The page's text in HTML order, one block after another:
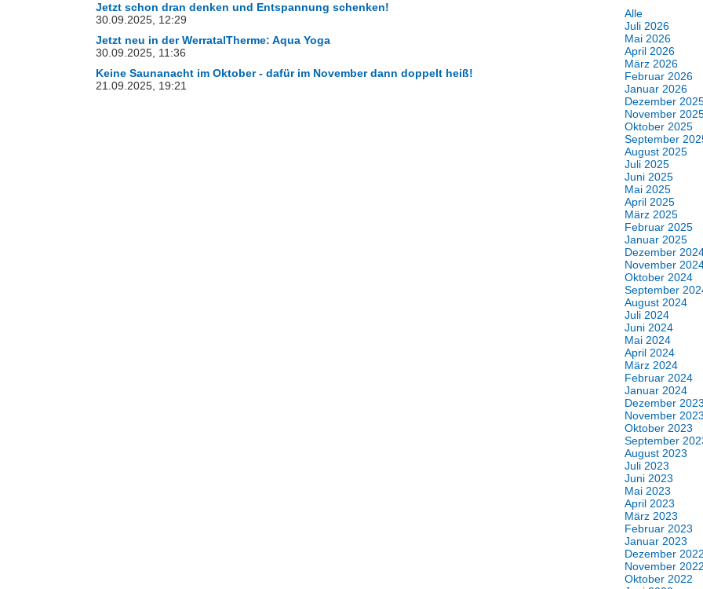
Jetzt schon dran denken und Entspannung schenken!
30.09.2025, 12:29
Jetzt neu in der WerratalTherme: Aqua Yoga
30.09.2025, 11:36
Keine Saunanacht im Oktober - dafür im November dann doppelt heiß!
21.09.2025, 19:21
Alle
Juli 2026
Mai 2026
April 2026
März 2026
Februar 2026
Januar 2026
Dezember
November
Oktober 2025
September
August 2025
Juli 2025
Juni 2025
Mai 2025
April 2025
März 2025
Februar 2025
Januar 2025
Dezember
November
Oktober 2024
September
August 2024
Juli 2024
Juni 2024
Mai 2024
April 2024
März 2024
Februar 2024
Januar 2024
Dezember 2023
November 2023
Oktober 2023
September
August 2023
Juli 2023
Juni 2023
Mai 2023
April 2023
März 2023
Februar 2023
Januar 2023
Dezember 2022
November 2022
Oktober 2022